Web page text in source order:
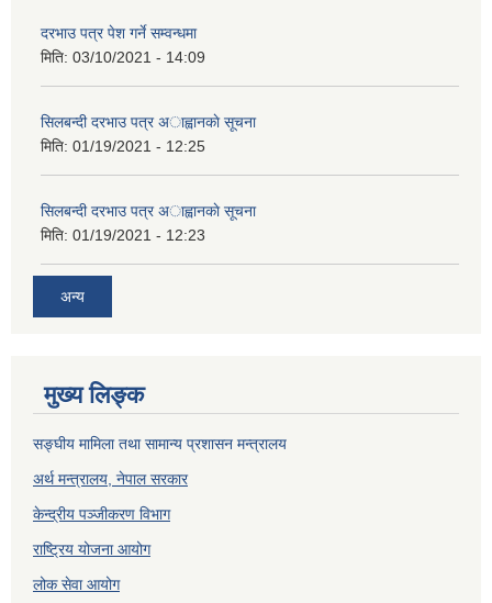
दरभाउ पत्र पेश गर्ने सम्वन्धमा
मिति: 03/10/2021 - 14:09
सिलबन्दी दरभाउ पत्र अाह्वानकाे सूचना
मिति: 01/19/2021 - 12:25
सिलबन्दी दरभाउ पत्र अाह्वानकाे सूचना
मिति: 01/19/2021 - 12:23
अन्य
मुख्य लिङ्क
सङ्घीय मामिला तथा सामान्य प्रशासन मन्त्रालय
अर्थ मन्त्रालय, नेपाल सरकार
केन्द्रीय पञ्जीकरण विभाग
राष्ट्रिय योजना आयोग
लोक सेवा आयोग